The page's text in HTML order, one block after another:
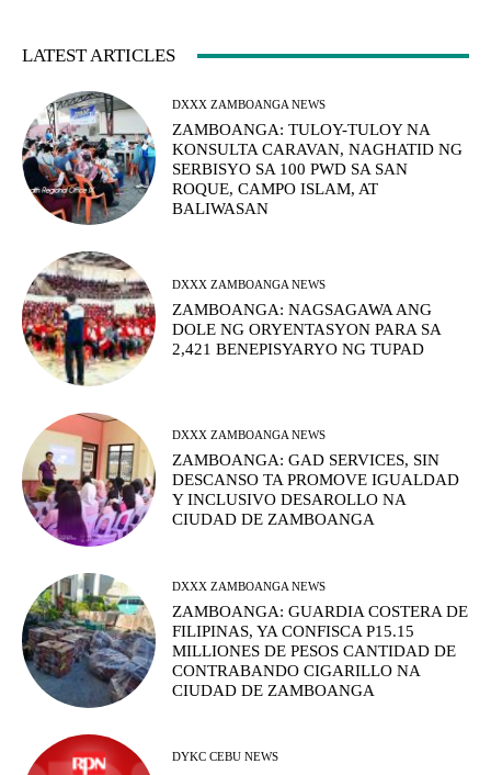
LATEST ARTICLES
DXXX ZAMBOANGA NEWS
ZAMBOANGA: TULOY-TULOY NA
KONSULTA CARAVAN, NAGHATID NG
SERBISYO SA 100 PWD SA SAN
ROQUE, CAMPO ISLAM, AT
BALIWASAN
DXXX ZAMBOANGA NEWS
ZAMBOANGA: NAGSAGAWA ANG
DOLE NG ORYENTASYON PARA SA
2,421 BENEPISYARYO NG TUPAD
DXXX ZAMBOANGA NEWS
ZAMBOANGA: GAD SERVICES, SIN
DESCANSO TA PROMOVE IGUALDAD
Y INCLUSIVO DESAROLLO NA
CIUDAD DE ZAMBOANGA
DXXX ZAMBOANGA NEWS
ZAMBOANGA: GUARDIA COSTERA DE
FILIPINAS, YA CONFISCA P15.15
MILLIONES DE PESOS CANTIDAD DE
CONTRABANDO CIGARILLO NA
CIUDAD DE ZAMBOANGA
DYKC CEBU NEWS